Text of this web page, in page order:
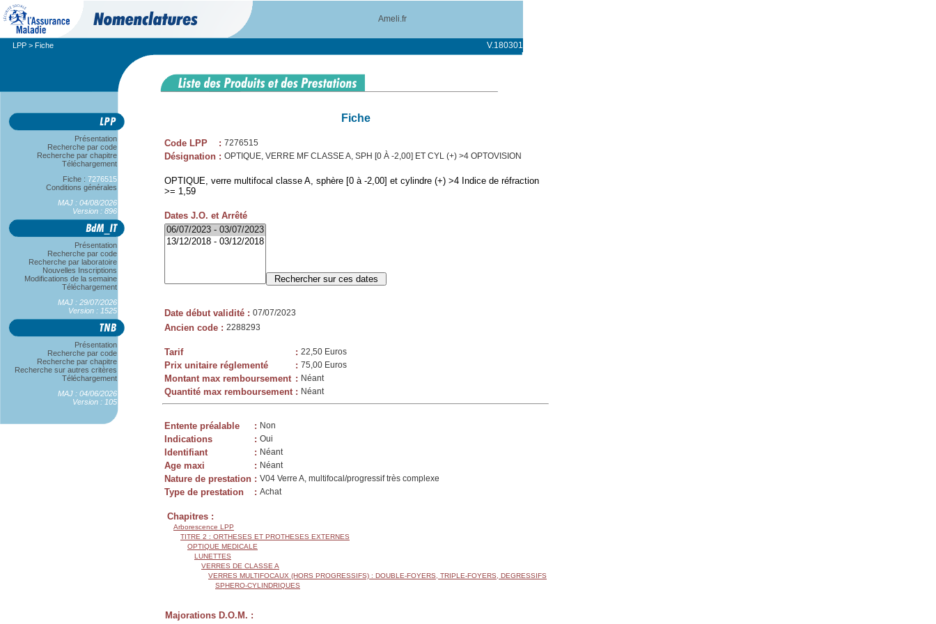
Ameli.fr
LPP > Fiche V.180301
Présentation
Recherche par code
Recherche par chapitre
Téléchargement
Fiche : 7276515
Conditions générales
MAJ : 04/08/2026
Version : 896
Présentation
Recherche par code
Recherche par laboratoire
Nouvelles Inscriptions
Modifications de la semaine
Téléchargement
MAJ : 29/07/2026
Version : 1525
Présentation
Recherche par code
Recherche par chapitre
Recherche sur autres critères
Téléchargement
MAJ : 04/06/2026
Version : 105
Fiche
Code LPP : 7276515
Désignation : OPTIQUE, VERRE MF CLASSE A, SPH [0 À -2,00] ET CYL (+) >4 OPTOVISION
OPTIQUE, verre multifocal classe A, sphère [0 à -2,00] et cylindre (+) >4 Indice de réfraction
>= 1,59
Dates J.O. et Arrêté
Date début validité : 07/07/2023
Ancien code : 2288293
Tarif : 22,50 Euros
Prix unitaire réglementé : 75,00 Euros
Montant max remboursement : Néant
Quantité max remboursement : Néant
Entente préalable : Non
Indications : Oui
Identifiant : Néant
Age maxi : Néant
Nature de prestation : V04 Verre A, multifocal/progressif très complexe
Type de prestation : Achat
Chapitres :
Arborescence LPP
TITRE 2 : ORTHESES ET PROTHESES EXTERNES
OPTIQUE MEDICALE
LUNETTES
VERRES DE CLASSE A
VERRES MULTIFOCAUX (HORS PROGRESSIFS) : DOUBLE-FOYERS, TRIPLE-FOYERS, DEGRESSIFS
SPHERO-CYLINDRIQUES
Majorations D.O.M. :